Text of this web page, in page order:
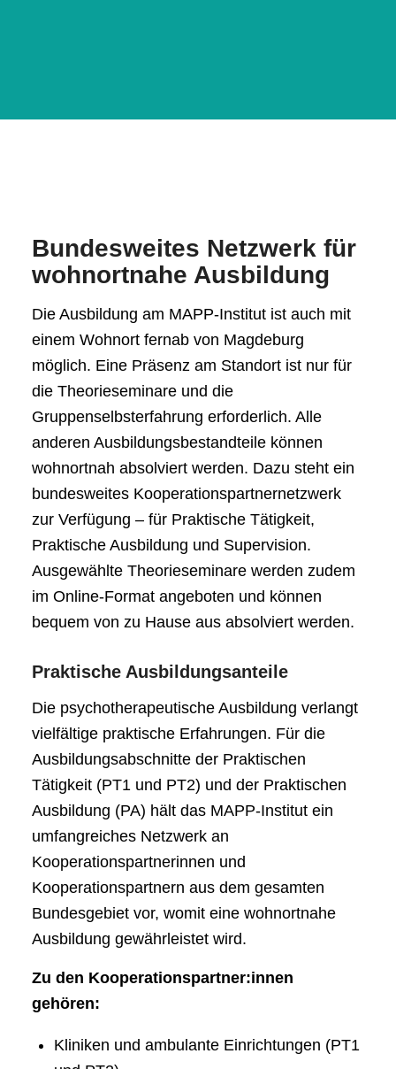
Bundesweites Netzwerk für
wohnortnahe Ausbildung
Die Ausbildung am MAPP-Institut ist auch mit
einem Wohnort fernab von Magdeburg
möglich. Eine Präsenz am Standort ist nur für
die Theorieseminare und die
Gruppenselbsterfahrung erforderlich. Alle
anderen Ausbildungsbestandteile können
wohnortnah absolviert werden. Dazu steht ein
bundesweites Kooperationspartnernetzwerk
zur Verfügung – für Praktische Tätigkeit,
Praktische Ausbildung und Supervision.
Ausgewählte Theorieseminare werden zudem
im Online-Format angeboten und können
bequem von zu Hause aus absolviert werden.
Praktische Ausbildungsanteile
Die psychotherapeutische Ausbildung verlangt
vielfältige praktische Erfahrungen. Für die
Ausbildungsabschnitte der Praktischen
Tätigkeit (PT1 und PT2) und der Praktischen
Ausbildung (PA) hält das MAPP-Institut ein
umfangreiches Netzwerk an
Kooperationspartnerinnen und
Kooperationspartnern aus dem gesamten
Bundesgebiet vor, womit eine wohnortnahe
Ausbildung gewährleistet wird.
Zu den Kooperationspartner:innen
gehören:
Kliniken und ambulante Einrichtungen (PT1